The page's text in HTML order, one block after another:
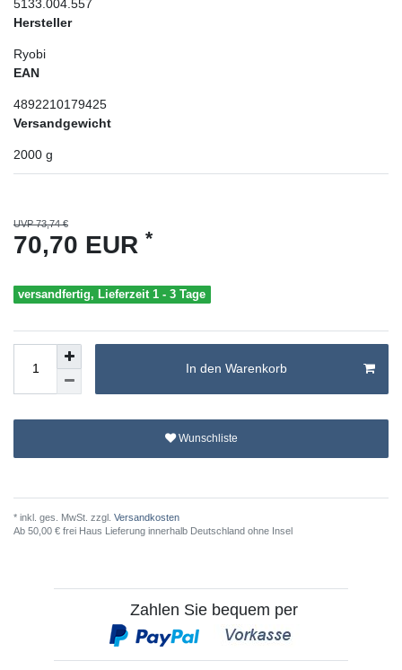
5133.004.557
Hersteller
Ryobi
EAN
4892210179425
Versandgewicht
2000 g
UVP 73,74 €
70,70 EUR *
versandfertig, Lieferzeit 1 - 3 Tage
In den Warenkorb
Wunschliste
* inkl. ges. MwSt. zzgl. Versandkosten
Ab 50,00 € frei Haus Lieferung innerhalb Deutschland ohne Insel
Zahlen Sie bequem per